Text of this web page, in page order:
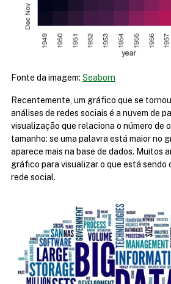
Fonte da imagem: Seaborn
Recentemente, um gráfico que se
análises de redes sociais é a nuvem de
visualização que relaciona o número de
tamanho: se uma palavra está maior no
aparece mais na base de dados. Muitos
gráfico para visualizar o que está sendo
rede social.